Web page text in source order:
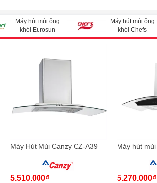
Máy hút mùi ống
khói Eurosun
Máy hút mùi ống
khói Chefs
Máy Hút Mùi Canzy CZ-A39
5.510.000₫
Máy hút
5.270.000₫